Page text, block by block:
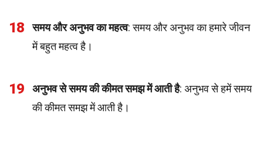
18 समय और अनुभव का महत्व: समय और अनुभव का हमारे जीवन
में बहुत महत्व है।
19 अनुभव से समय की कीमत समझ में आती है: अनुभव से हमें समय
की कीमत समझ में आती है।